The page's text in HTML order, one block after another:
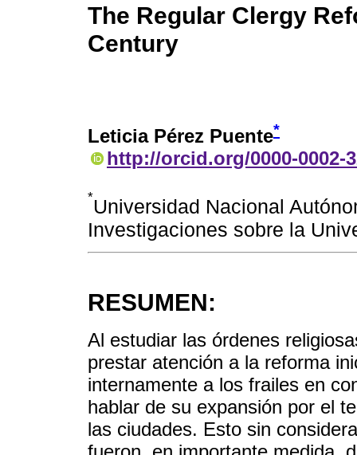
The Regular Clergy
Century
Leticia Pérez Puente*
http://orcid.org/0000-0002-
*Universidad Nacional
Investigaciones sobre la
RESUMEN:
Al estudiar las órdenes
prestar atención a la reforma
internamente a los frailes en
hablar de su expansión por el
las ciudades. Esto sin